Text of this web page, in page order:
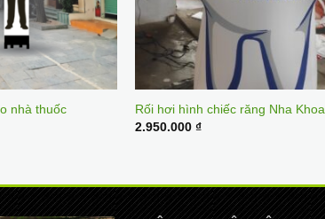
nhà thuốc
Rối hơi hình chiếc răng Nha Khoa
2.950.000 ₫